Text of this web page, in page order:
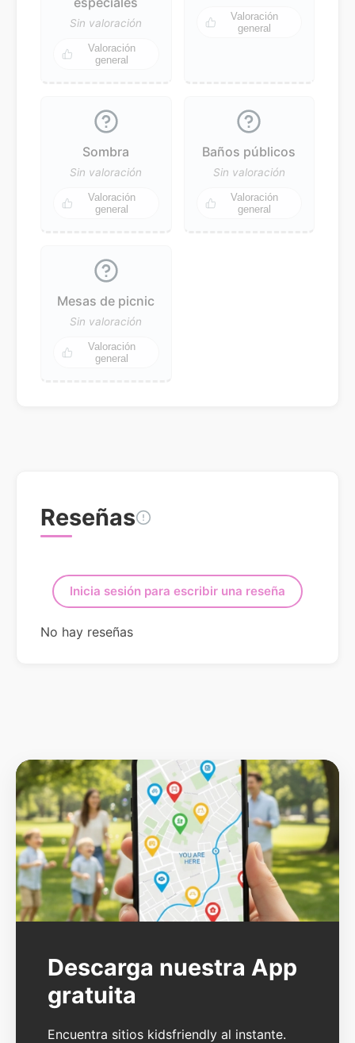
Sin valoración
Valoración
general
Valoración
general
Sombra
Sin valoración
Valoración
general
Baños públicos
Sin valoración
Valoración
general
Mesas de picnic
Sin valoración
Valoración
general
Reseñas
Inicia sesión para escribir una reseña
No hay reseñas
Descarga nuestra App
gratuita
Encuentra sitios kidsfriendly al instante.